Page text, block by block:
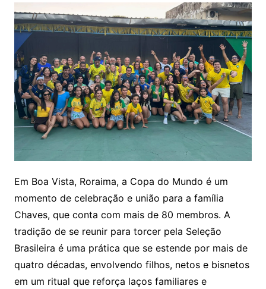
Em Boa Vista, Roraima, a Copa do Mundo é um
momento de celebração e união para a família
Chaves, que conta com mais de 80 membros. A
tradição de se reunir para torcer pela Seleção
Brasileira é uma prática que se estende por mais de
quatro décadas, envolvendo filhos, netos e bisnetos
em um ritual que reforça laços familiares e